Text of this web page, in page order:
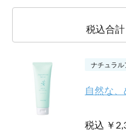
税込合計
ナチュラル
自然な
税込 ￥